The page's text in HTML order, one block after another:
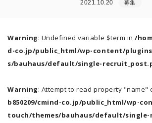
2021.10.20 募集
Warning: Undefined variable $term in/
d-co.jp/public_html/wp-content/
s/bauhaus/default/single-
Warning: Attempt to read property "name"
b850209/cmind-co.jp/public_html/wp-
touch/themes/bauhaus/default/